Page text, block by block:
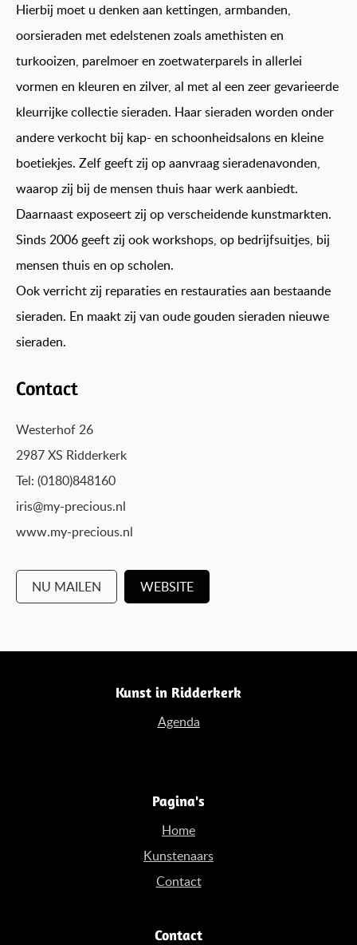
Hierbij moet u denken aan kettingen, armbanden,
oorsieraden met edelstenen zoals amethisten en
turkooizen, parelmoer en zoetwaterparels in allerlei
vormen en kleuren en zilver, al met al een zeer gevarieerde
kleurrijke collectie sieraden. Haar sieraden worden onder
andere verkocht bij kap- en schoonheidsalons en kleine
boetiekjes. Zelf geeft zij op aanvraag sieradenavonden,
waarop zij bij de mensen thuis haar werk aanbiedt.
Daarnaast exposeert zij op verscheidende kunstmarkten.
Sinds 2006 geeft zij ook workshops, op bedrijfsuitjes, bij
mensen thuis en op scholen.
Ook verricht zij reparaties en restauraties aan bestaande
sieraden. En maakt zij van oude gouden sieraden nieuwe
sieraden.
Contact
Westerhof 26
2987 XS Ridderkerk
Tel: (0180)848160
iris@my-precious.nl
www.my-precious.nl
NU MAILEN WEBSITE
Kunst in Ridderkerk
Agenda
Pagina's
Home
Kunstenaars
Contact
Contact